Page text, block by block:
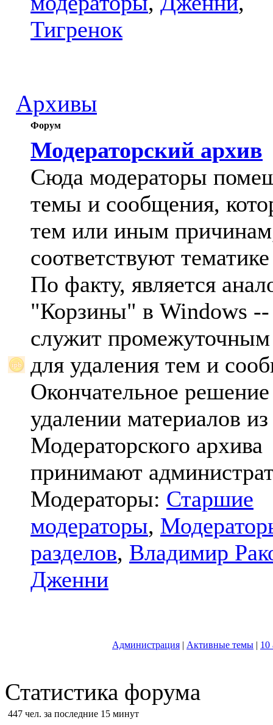
Тигренок
Архивы
Форум
Модераторский архив
Сюда модераторы
темы и сообщения,
тем или иным
соответствуют
По факту, является
"Корзины" в Windows --
служит промежуточным
для удаления тем и
Окончательное
удалении материалов из
Модераторского архива
принимают
Модераторы: Старшие
модераторы,
разделов, Владимир
Дженни
Администрация | Активные темы | 10
Статистика форума
447 чел. за последние 15 минут